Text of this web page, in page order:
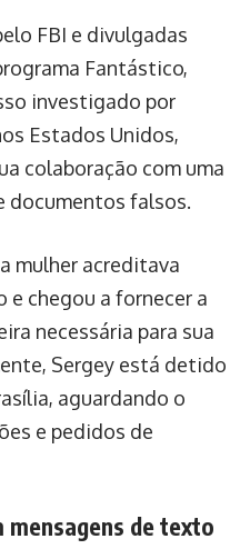
FBI e divulgadas
Fantástico,
investigado por
Estados Unidos,
colaboração com uma
documentos falsos.
mulher acreditava
e chegou a fornecer a
necessária para sua
Sergey está detido
aguardando o
e pedidos de
mensagens de texto